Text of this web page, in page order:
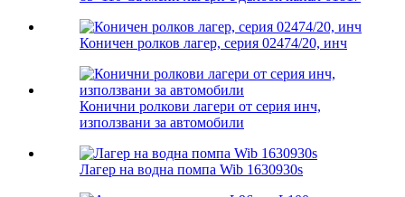
Коничен ролков лагер, серия 02474/20, инч
Конични ролкови лагери от серия инч,
използвани за автомобили
Лагер на водна помпа Wib 1630930s